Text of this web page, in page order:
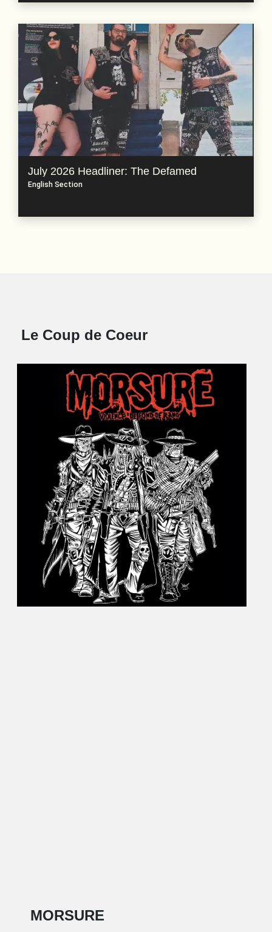
July 2026 Headliner: The Defamed
English Section
Le Coup de Coeur
MORSURE